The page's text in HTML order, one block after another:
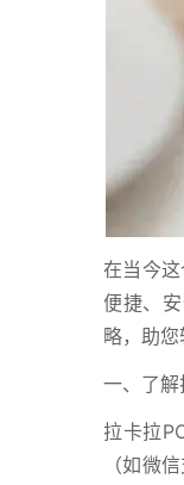
在当今
便捷、
略，助您
一、了
拉卡拉
（如微